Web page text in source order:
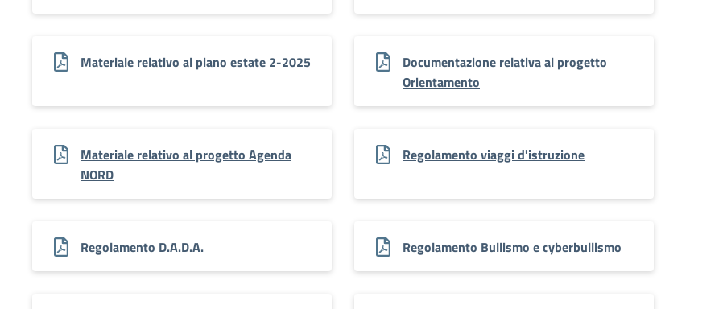
Materiale relativo al piano estate 2-2025
Documentazione relativa al progetto
Orientamento
Materiale relativo al progetto Agenda
NORD
Regolamento viaggi d'istruzione
Regolamento D.A.D.A. Regolamento Bullismo e cyberbullismo